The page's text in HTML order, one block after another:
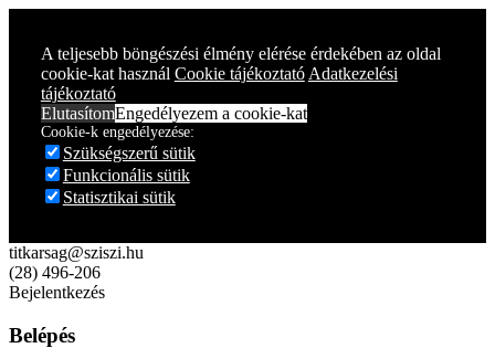
A teljesebb böngészési élmény elérése érdekében az oldal
cookie-kat használ Cookie tájékoztató Adatkezelési
tájékoztató
ElutasítomEngedélyezem a cookie-kat
Cookie-k engedélyezése:
Szükségszerű sütik
Funkcionális sütik
Statisztikai sütik
titkarsag@sziszi.hu
(28) 496-206
Bejelentkezés
Belépés